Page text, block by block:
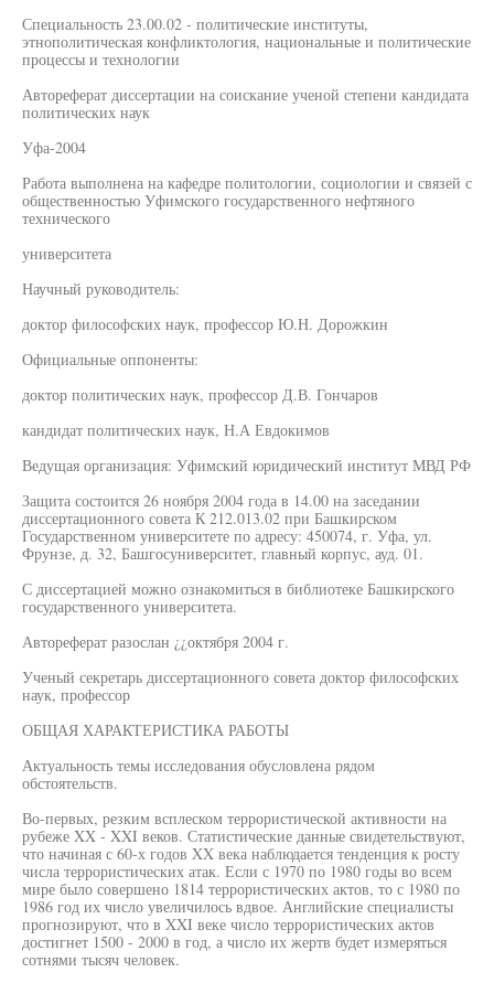
Специальность 23.00.02 - политические институты,
этнополитическая конфликтология, национальные и политические
процессы и технологии
Автореферат диссертации на соискание ученой степени кандидата
политических наук
Уфа-2004
Работа выполнена на кафедре политологии, социологии и связей с
общественностью Уфимского государственного нефтяного
технического
университета
Научный руководитель:
доктор философских наук, профессор Ю.Н. Дорожкин
Официальные оппоненты:
доктор политических наук, профессор Д.В. Гончаров
кандидат политических наук, Н.А Евдокимов
Ведущая организация: Уфимский юридический институт МВД РФ
Защита состоится 26 ноября 2004 года в 14.00 на заседании
диссертационного совета К 212.013.02 при Башкирском
Государственном университете по адресу: 450074, г. Уфа, ул.
Фрунзе, д. 32, Башгосуниверситет, главный корпус, ауд. 01.
С диссертацией можно ознакомиться в библиотеке Башкирского
государственного университета.
Автореферат разослан ¿¿октября 2004 г.
Ученый секретарь диссертационного совета доктор философских
наук, профессор
ОБЩАЯ ХАРАКТЕРИСТИКА РАБОТЫ
Актуальность темы исследования обусловлена рядом
обстоятельств.
Во-первых, резким всплеском террористической активности на
рубеже XX - XXI веков. Статистические данные свидетельствуют,
что начиная с 60-х годов XX века наблюдается тенденция к росту
числа террористических атак. Если с 1970 по 1980 годы во всем
мире было совершено 1814 террористических актов, то с 1980 по
1986 год их число увеличилось вдвое. Английские специалисты
прогнозируют, что в XXI веке число террористических актов
достигнет 1500 - 2000 в год, а число их жертв будет измеряться
сотнями тысяч человек.